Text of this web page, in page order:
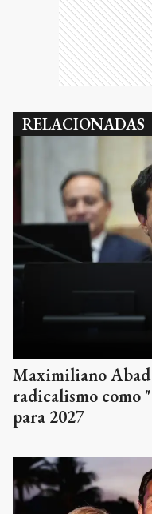
RELACIONADAS
Maximiliano
radicalismo como
para 2027